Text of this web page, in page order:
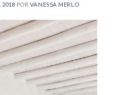
2018 POR VANESSA MERLO